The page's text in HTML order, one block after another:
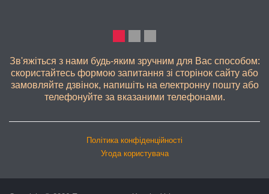
Зв'яжіться з нами будь-яким зручним для Вас способом:
скористайтесь формою запитання зі сторінок сайту або
замовляйте дзвінок, напишіть на електронну пошту або
телефонуйте за вказаними телефонами.
Політика конфіденційності
Угода користувача